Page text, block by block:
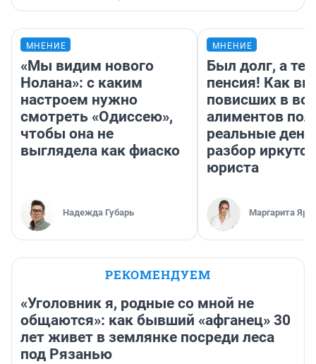
МНЕНИЕ
«Мы видим нового
Нолана»: с каким
настроем нужно
смотреть «Одиссею»,
чтобы она не
выглядела как фиаско
Надежда Губарь
МНЕНИЕ
Был долг, а
пенсия! Как
повисших в
алиментов
реальные
разбор
юриста
Маргарита
РЕКОМЕНДУЕМ
«Уголовник я, родные со мной не
общаются»: как бывший «афганец» 30
лет живет в землянке посреди леса
под Рязанью